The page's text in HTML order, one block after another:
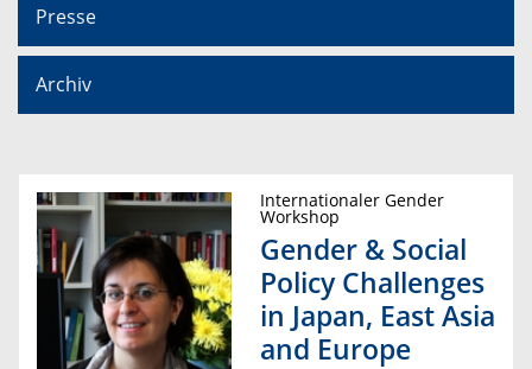
Presse
Archiv
Internationaler Gender
Workshop
Gender & Social
Policy Challenges
in Japan, East Asia
and Europe